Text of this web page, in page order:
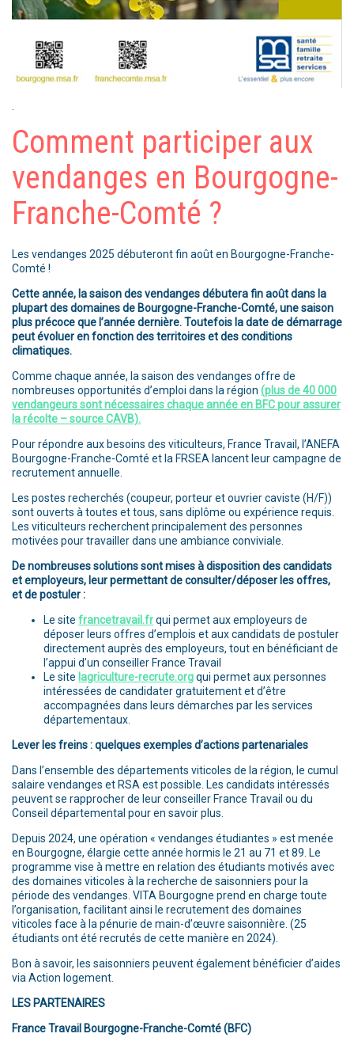
.
Comment participer aux
vendanges en Bourgogne-
Franche-Comté ?
Les vendanges 2025 débuteront fin août en Bourgogne-Franche-
Comté !
Cette année, la saison des vendanges débutera fin août dans la
plupart des domaines de Bourgogne-Franche-Comté, une saison
plus précoce que l’année dernière. Toutefois la date de démarrage
peut évoluer en fonction des territoires et des conditions
climatiques.
Comme chaque année, la saison des vendanges offre de
nombreuses opportunités d’emploi dans la région (plus de 40 000
vendangeurs sont nécessaires chaque année en BFC pour assurer
la récolte – source CAVB).
Pour répondre aux besoins des viticulteurs, France Travail, l’ANEFA
Bourgogne-Franche-Comté et la FRSEA lancent leur campagne de
recrutement annuelle.
Les postes recherchés (coupeur, porteur et ouvrier caviste (H/F))
sont ouverts à toutes et tous, sans diplôme ou expérience requis.
Les viticulteurs recherchent principalement des personnes
motivées pour travailler dans une ambiance conviviale.
De nombreuses solutions sont mises à disposition des candidats
et employeurs, leur permettant de consulter/déposer les offres,
et de postuler :
Le site francetravail.frqui permet aux employeurs de
déposer leurs offres d’emplois et aux candidats de postuler
directement auprès des employeurs, tout en bénéficiant de
l’appui d’un conseiller France Travail
Le site lagriculture-recrute.orgqui permet aux personnes
intéressées de candidater gratuitement et d’être
accompagnées dans leurs démarches par les services
départementaux.
Lever les freins : quelques exemples d’actions partenariales
Dans l’ensemble des départements viticoles de la région, le cumul
salaire vendanges et RSA est possible. Les candidats intéressés
peuvent se rapprocher de leur conseiller France Travail ou du
Conseil départemental pour en savoir plus.
Depuis 2024, une opération « vendanges étudiantes » est menée
en Bourgogne, élargie cette année hormis le 21 au 71 et 89. Le
programme vise à mettre en relation des étudiants motivés avec
des domaines viticoles à la recherche de saisonniers pour la
période des vendanges. VITA Bourgogne prend en charge toute
l’organisation, facilitant ainsi le recrutement des domaines
viticoles face à la pénurie de main-d’œuvre saisonnière. (25
étudiants ont été recrutés de cette manière en 2024).
Bon à savoir, les saisonniers peuvent également bénéficier d’aides
via Action logement.
LES PARTENAIRES
France Travail Bourgogne-Franche-Comté (BFC)